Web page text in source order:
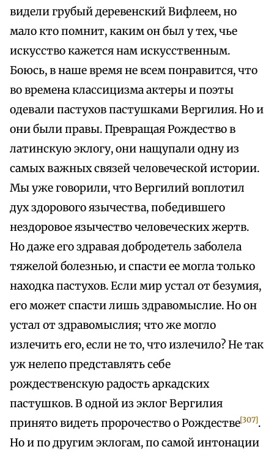
видели грубый деревенский Вифлеем, но
мало кто помнит, каким он был у тех, чье
искусство кажется нам искусственным.
Боюсь, в наше время не всем понравится, что
во времена классицизма актеры и поэты
одевали пастухов пастушками Вергилия. Но и
они были правы. Превращая Рождество в
латинскую эклогу, они нащупали одну из
самых важных связей человеческой истории.
Мы уже говорили, что Вергилий воплотил
дух здорового язычества, победившего
нездоровое язычество человеческих жертв.
Но даже его здравая добродетель заболела
тяжелой болезнью, и спасти ее могла только
находка пастухов. Если мир устал от безумия,
его может спасти лишь здравомыслие. Но он
устал от здравомыслия; что же могло
излечить его, если не то, что излечило? Не так
уж нелепо представлять себе
рождественскую радость аркадских
пастушков. В одной из эклог Вергилия
принято видеть пророчество о Рождестве[307].
Но и по другим эклогам, по самой интонации